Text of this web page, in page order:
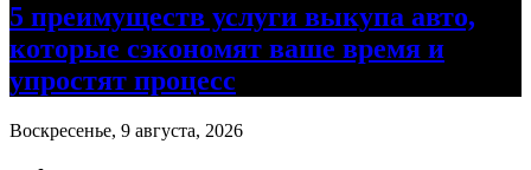
5 преимуществ услуги выкупа авто,
которые сэкономят ваше время и
упростят процесс
Воскресенье, 9 августа, 2026